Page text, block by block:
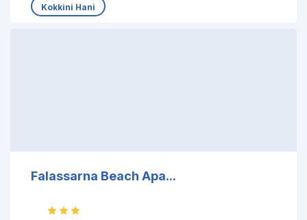
Kokkini Hani
Falassarna Beach Apa...